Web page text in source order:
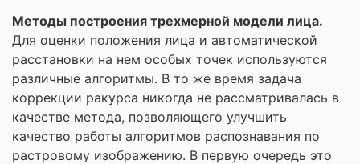
Методы построения трехмерной модели лица.
Для оценки положения лица и автоматической
расстановки на нем особых точек используются
различные алгоритмы. В то же время задача
коррекции ракурса никогда не рассматривалась в
качестве метода, позволяющего улучшить
качество работы алгоритмов распознавания по
растровому изображению. В первую очередь это